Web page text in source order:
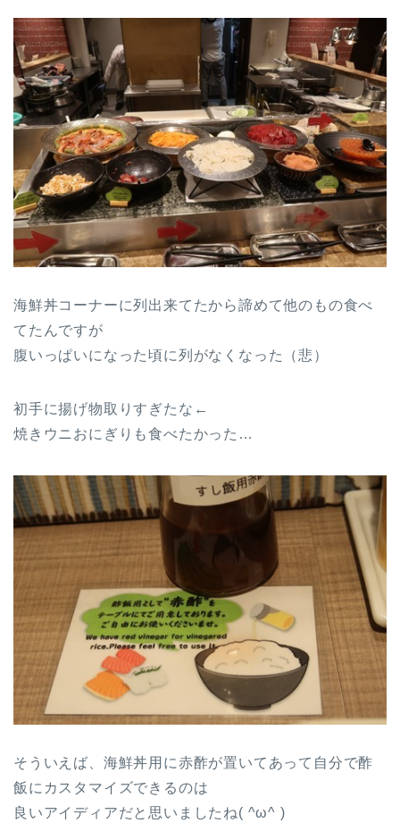
海鮮丼コーナーに列出来てたから諦めて他のもの食べ
てたんですが
腹いっぱいになった頃に列がなくなった（悲）
初手に揚げ物取りすぎたな←
焼きウニおにぎりも食べたかった…
そういえば、海鮮丼用に赤酢が置いてあって自分で酢
飯にカスタマイズできるのは
良いアイディアだと思いましたね( ^ω^ )